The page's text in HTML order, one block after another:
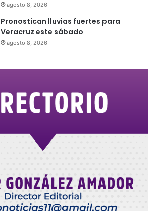
agosto 8, 2026
Pronostican lluvias fuertes para
Veracruz este sábado
agosto 8, 2026